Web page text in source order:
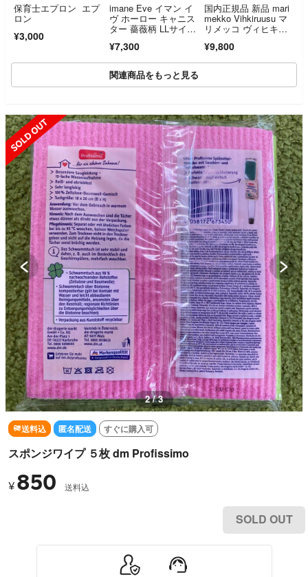
保育士エプロン エプ
ロン
¥3,000
imane Eve イマン イ
ヴ ホーロー キャニス
ター 薔薇柄 LLサイ
¥7,300
国内正規品 新品 mari
mekko Vihkiruusu マ
リメッコ ヴィヒキル
ピンク 日本限定
¥9,800
関連商品をもっと見る
SOLD OUT
2 / 3
送料込 匿名配送 すぐに購入可
スポンジワイプ ５枚 dm Profissimo
¥ 850 送料込
SOLD OUT